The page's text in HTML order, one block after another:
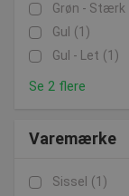
Grøn - Stærk
Gul (1)
Gul - Let (1)
Se 2 flere
Varemærke
Sissel (1)